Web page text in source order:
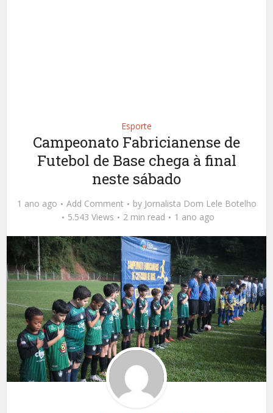
Esporte
Campeonato Fabricianense de
Futebol de Base chega à final
neste sábado
1 ano ago Add Comment by Jornalista Dom Lele Botelho
5.543 Views
2 min read 1 ano ago